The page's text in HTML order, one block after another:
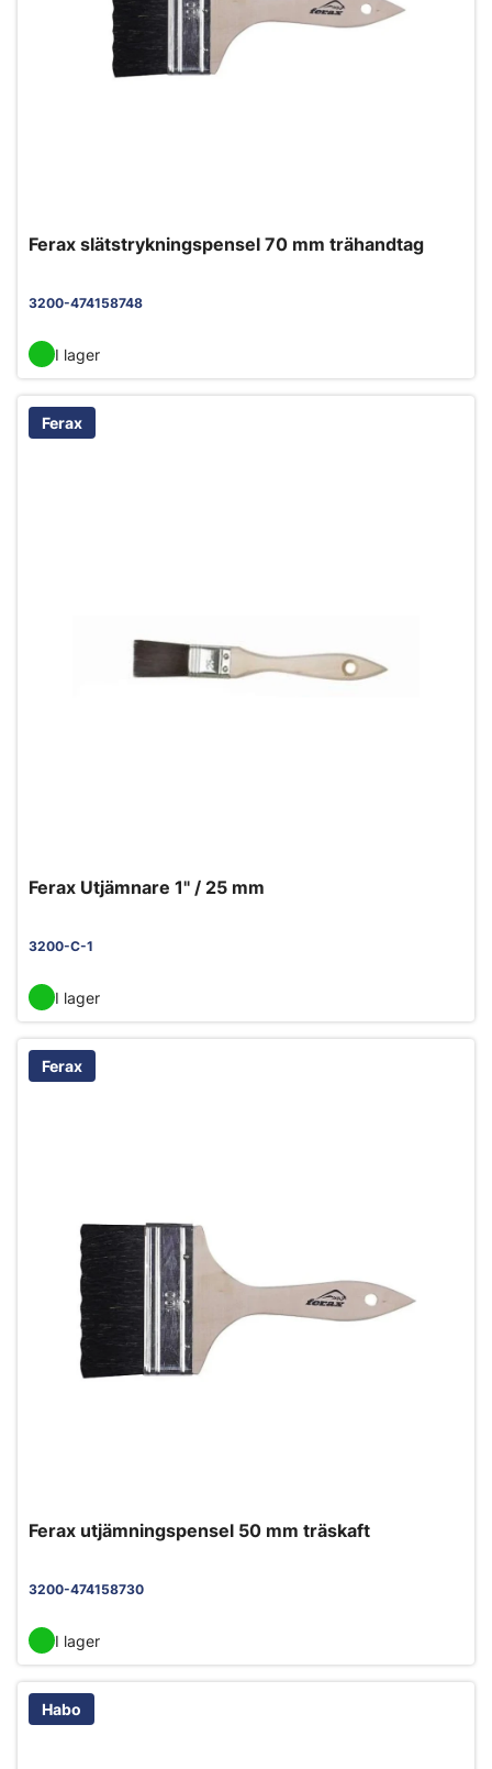
Ferax slätstrykningspensel 70 mm trähandtag
3200-474158748
I lager
Ferax
Ferax Utjämnare 1" / 25 mm
3200-C-1
I lager
Ferax
Ferax utjämningspensel 50 mm träskaft
3200-474158730
I lager
Habo